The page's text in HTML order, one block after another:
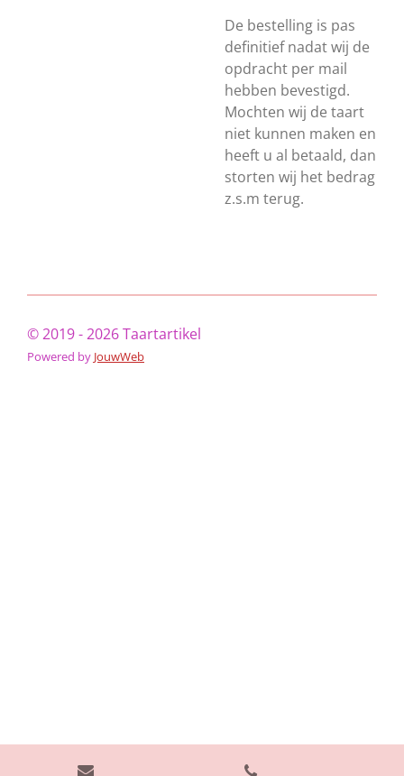
De bestelling is pas
definitief nadat wij de
opdracht per mail
hebben bevestigd.
Mochten wij de taart
niet kunnen maken en
heeft u al betaald, dan
storten wij het bedrag
z.s.m terug.
© 2019 - 2026 Taartartikel
Powered by JouwWeb